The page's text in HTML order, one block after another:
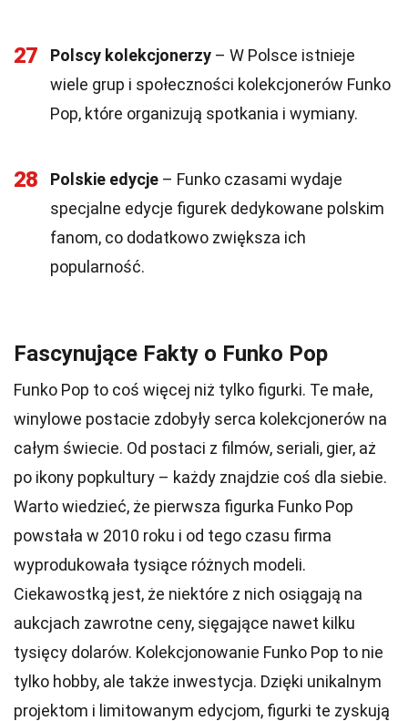
27 Polscy kolekcjonerzy – W Polsce istnieje
wiele grup i społeczności kolekcjonerów Funko
Pop, które organizują spotkania i wymiany.
28 Polskie edycje – Funko czasami wydaje
specjalne edycje figurek dedykowane polskim
fanom, co dodatkowo zwiększa ich
popularność.
Fascynujące Fakty o Funko Pop
Funko Pop to coś więcej niż tylko figurki. Te małe,
winylowe postacie zdobyły serca kolekcjonerów na
całym świecie. Od postaci z filmów, seriali, gier, aż
po ikony popkultury – każdy znajdzie coś dla siebie.
Warto wiedzieć, że pierwsza figurka Funko Pop
powstała w 2010 roku i od tego czasu firma
wyprodukowała tysiące różnych modeli.
Ciekawostką jest, że niektóre z nich osiągają na
aukcjach zawrotne ceny, sięgające nawet kilku
tysięcy dolarów. Kolekcjonowanie Funko Pop to nie
tylko hobby, ale także inwestycja. Dzięki unikalnym
projektom i limitowanym edycjom, figurki te zyskują